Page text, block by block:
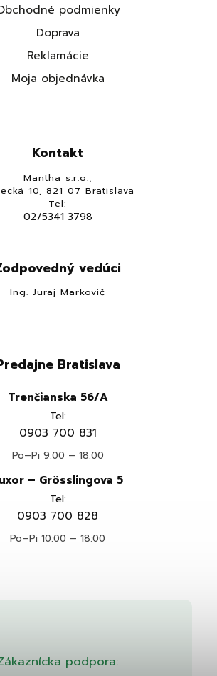
podpora:
podmienky
Doprava
Reklamácie
Moja objednávka
Kontakt
Mantha s.r.o.,
10, 821 07 Bratislava
Tel:
02/5341 3798
vedúci
Ing. Juraj Markovič
Bratislava
Trenčianska 56/A
Tel:
0903 700 831
Po–Pi 9:00 – 18:00
– Grösslingova 5
Tel:
0903 700 828
Po–Pi 10:00 – 18:00